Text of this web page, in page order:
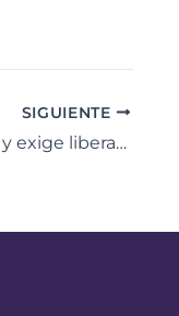
SIGUIENTE
Sector científico respalda instalación de la AN y exige liberación del presidente Nicolás Maduro y su esposa Cilia Flores